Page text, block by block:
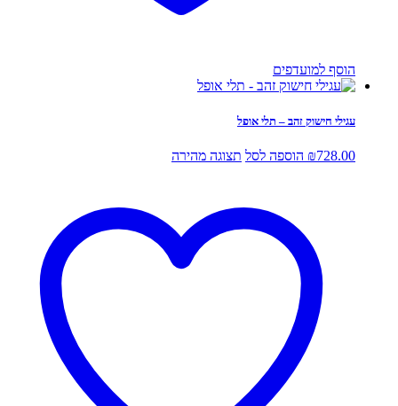
הוסף למועדפים
עגילי חישוק זהב – תלי אופל
₪728.00 הוספה לסל תצוגה מהירה